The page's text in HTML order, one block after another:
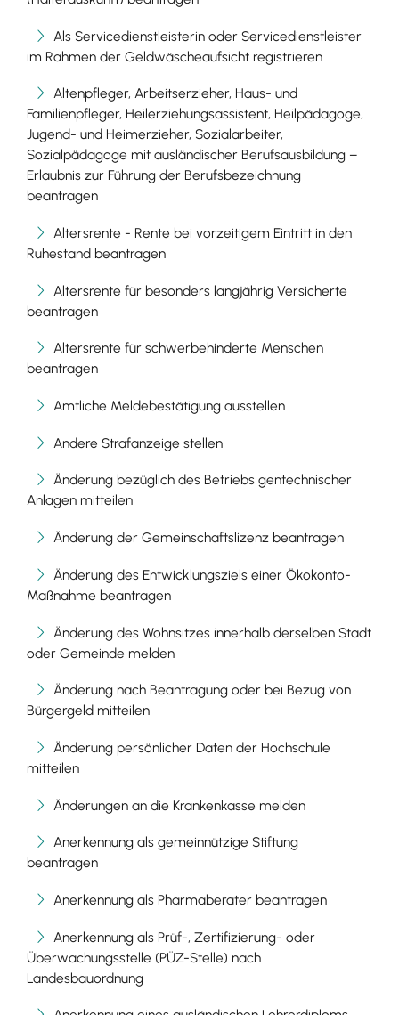
Als Servicedienstleisterin oder Servicedienstleister
im Rahmen der Geldwäscheaufsicht registrieren
Altenpfleger, Arbeitserzieher, Haus- und
Familienpfleger, Heilerziehungsassistent, Heilpädagoge,
Jugend- und Heimerzieher, Sozialarbeiter,
Sozialpädagoge mit ausländischer Berufsausbildung –
Erlaubnis zur Führung der Berufsbezeichnung
beantragen
Altersrente - Rente bei vorzeitigem Eintritt in den
Ruhestand beantragen
Altersrente für besonders langjährig Versicherte
beantragen
Altersrente für schwerbehinderte Menschen
beantragen
Amtliche Meldebestätigung ausstellen
Andere Strafanzeige stellen
Änderung bezüglich des Betriebs gentechnischer
Anlagen mitteilen
Änderung der Gemeinschaftslizenz beantragen
Änderung des Entwicklungsziels einer Ökokonto-
Maßnahme beantragen
Änderung des Wohnsitzes innerhalb derselben Stadt
oder Gemeinde melden
Änderung nach Beantragung oder bei Bezug von
Bürgergeld mitteilen
Änderung persönlicher Daten der Hochschule
mitteilen
Änderungen an die Krankenkasse melden
Anerkennung als gemeinnützige Stiftung
beantragen
Anerkennung als Pharmaberater beantragen
Anerkennung als Prüf-, Zertifizierung- oder
Überwachungsstelle (PÜZ-Stelle) nach
Landesbauordnung